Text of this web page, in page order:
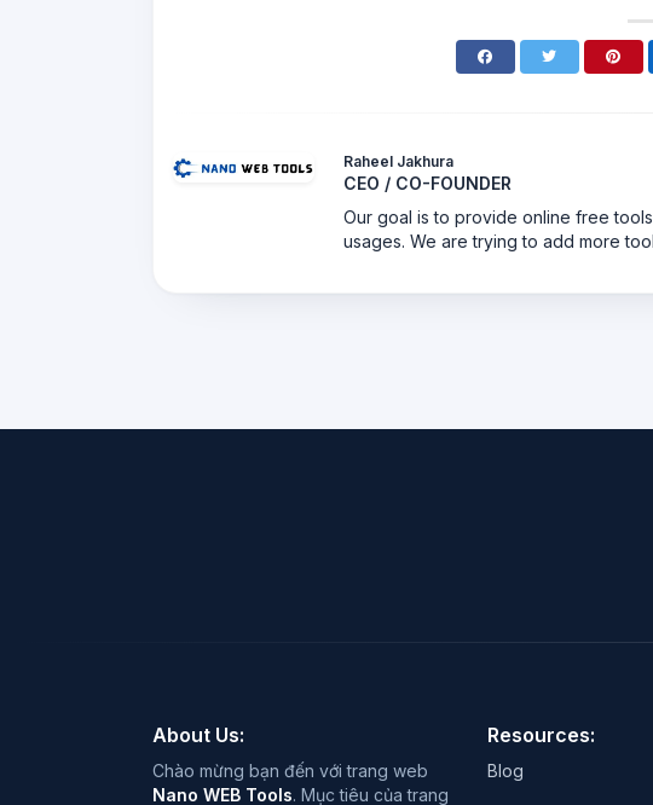
Raheel Jakhura
CEO / CO-FOUNDER
Our goal is to provide online free
usages. We are trying to add more
About Us:
Chào mừng bạn đến với trang web
Nano WEB Tools. Mục tiêu của trang
Resources:
Blog